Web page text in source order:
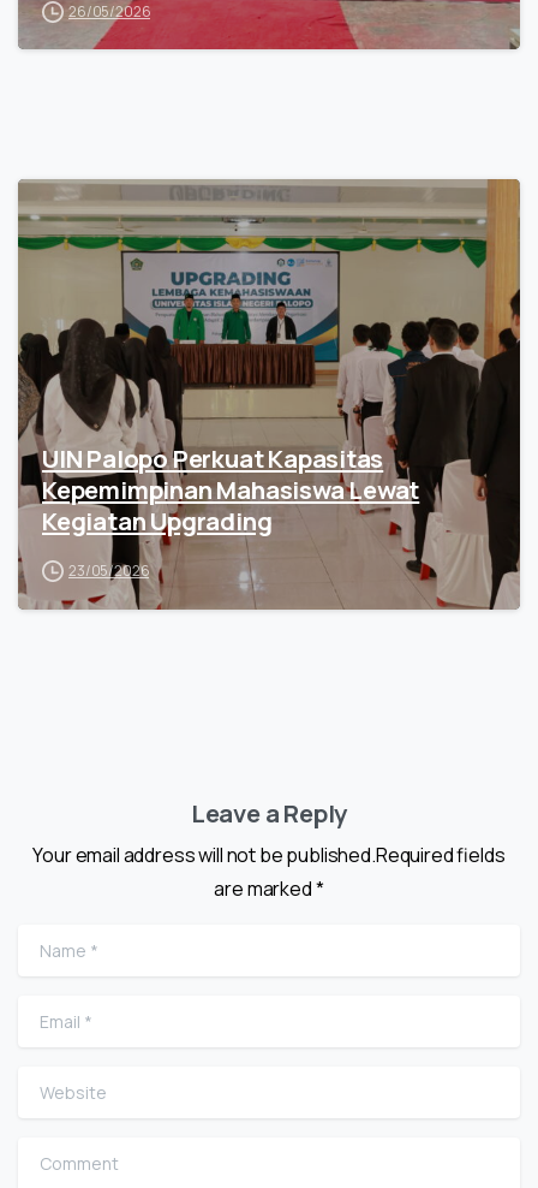
26/05/2026
UIN Palopo Perkuat Kapasitas
Kepemimpinan Mahasiswa Lewat
Kegiatan Upgrading
23/05/2026
Leave a Reply
Your email address will not be published.Required fields
are marked *
Name
Email
Website
Comment